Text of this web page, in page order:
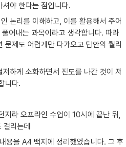
야 한다는 점입니다.
논리를 이해하고, 이를 활용해서 주어
어내는 과목이라고 생각합니다. 따라
문제도 어렵게만 다가오고 답안의 퀄리
하게 소화하면서 진도를 나간 것이 저
니다.
라 오프라인 수업이 10시에 끝난 뒤,
리는데
용을 A4 백지에 정리했었습니다. 그 후